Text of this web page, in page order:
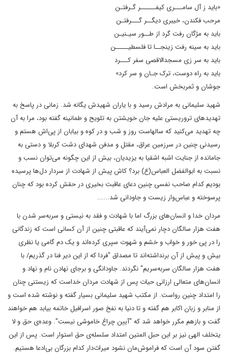
«باید ز آل سامـــری کیفــــــر گـرفتـن
مرحب فکندن، خیبری دیگــر گـــرفتـن
باید به مژگان رفت گرد از طــور سیـنیـن
باید به سینه رفت زینجــا تا فلسطیـــــن
باید به سر زی مسجدالاقصی سفر کـــرد
باید به راه دوست، ترک جـان و سر کرد»
جوشان و ثمربخش است.
شهید سلیمانی به مرادش رسید و با یاران شهیدش یگانه شد. زمانی در پاسخ به
تهدیدهای تروریستی علیه جان خویشتن به تلویح و طمانینه گفته بود، مرا به آن
چه تهدید می‌کنید که سالهاست روز و شب و در کوه و بیابان از پی‌اش هستم و
رسیدنی چنین در سرزمین عراق، مقتل و مدفن شهدای دشت کربلا و دستی به
جامانده از جنایت اشبه اشقیا به یزیدیان، بیش از این چگونه می‌توان نسب و
نسبت به ابوالفضل العباس(ع) برد؟ کاش پیش از شهادت از سردار دل‌ها پرسیده
بودیم کدام صاحب نفسی چنین دعای عاقبت بخیری در حقش کرده بود که چنان
پرسوخته و عباس‌وار زیست و جاودانی شد......
مردان خدا و انسان‌های بزرگ اما با شهادت و فقد به نیستی و سربه‌سر شدن با
هفت هزار سالگان دچار نمی‌آیند که عاقبتی چنین از آن کسانی است که زندگانی
را در پی خور و خواب و خشم و شهوت سپری کرده‌اند و یک دم گامی یا نظری
بیش و پیش از آن برنداشته‌اند تا مصداق "فردا که از این دیر فنا در گذریم/ با
هفت هزار سالگان سربه‌سریم" نگردند. جاودانگی و برجای نهادن نام و نهاد و
انسان‌های متعالی ارزانی حیات پس از شهادت مردان خداست که زیستنی چنان
را امتداد چنین رواست. از مکتب شهید سلیمانی بسیار گفته و نوشته شده است و
از منابر و زبان اکابر هم گفته و تا دنیا به نفخ صور اسرافیل خاتمه بیابد هم خواهند
گفت و بازهم مکرر خواهد شد که "آیین چراغ خاموشی نیست". وعده‌ی حق و لا
یتخلف الهی نیز بر این حبل المتین امتداد سلسله‌ی حق استوار است. پس از این
گفتن سود آن است که فراموش‌مان نشود میراث‌دار کدام بزرگان بی‌ادعا هستیم.